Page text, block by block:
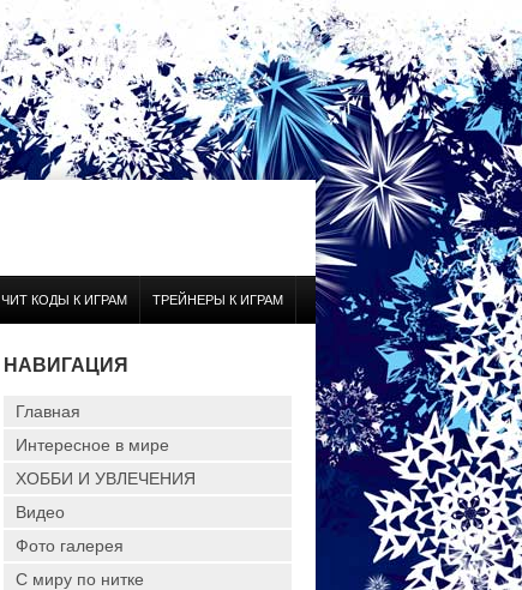
ЧИТ КОДЫ К ИГРАМ ТРЕЙНЕРЫ К ИГРАМ
НАВИГАЦИЯ
Главная
Интересное в мире
ХОББИ И УВЛЕЧЕНИЯ
Видео
Фото галерея
С миру по нитке